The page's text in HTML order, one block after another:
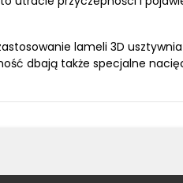
lameli 3D
dbają także specjalne